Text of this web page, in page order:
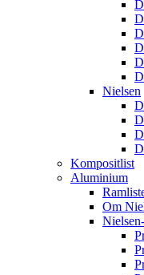
Nielsen
Kompositlist
Aluminium
Om